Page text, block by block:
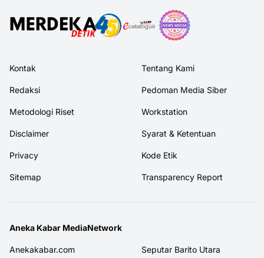
Kontak Tentang Kami
Redaksi Pedoman Media Siber
Metodologi Riset Workstation
Disclaimer Syarat & Ketentuan
Privacy Kode Etik
Sitemap Transparency Report
Aneka Kabar MediaNetwork
Anekakabar.com Seputar Barito Utara